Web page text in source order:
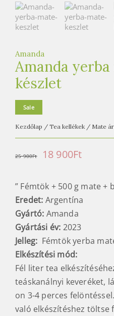
t
e
h
á
z
Amanda
Amanda
készlet
Sale
Kezdőlap / Tea kellékek / Mate
25 900Ft
Original
was:
25
900Ft.
18 900Ft
is:
” Fémtök + 500 g mate +
Eredet: Argentína
Gyártó: Amanda
Gyártási év: 2023
Jelleg: Fémtök yerba
Elkészítési mód:
Fél liter tea
teáskanálnyi keveréket,
on 3-4 perces felöntéssel.
való elkészítéshez töltse